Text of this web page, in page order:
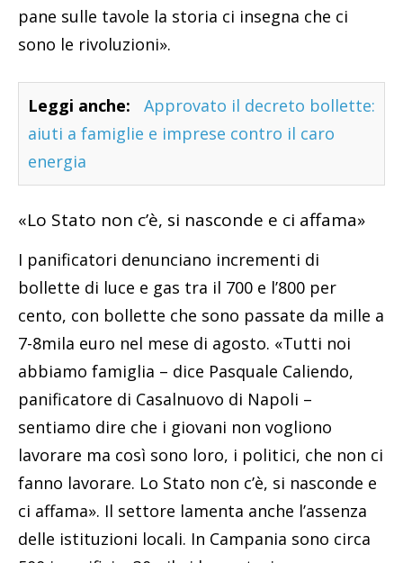
pane sulle tavole la storia ci insegna che ci
sono le rivoluzioni».
Leggi anche:
Approvato il decreto bollette:
aiuti a famiglie e imprese contro il caro
energia
«Lo Stato non c’è, si nasconde e ci affama»
I panificatori denunciano incrementi di
bollette di luce e gas tra il 700 e l’800 per
cento, con bollette che sono passate da mille a
7-8mila euro nel mese di agosto. «Tutti noi
abbiamo famiglia – dice Pasquale Caliendo,
panificatore di Casalnuovo di Napoli –
sentiamo dire che i giovani non vogliono
lavorare ma così sono loro, i politici, che non ci
fanno lavorare. Lo Stato non c’è, si nasconde e
ci affama». Il settore lamenta anche l’assenza
delle istituzioni locali. In Campania sono circa